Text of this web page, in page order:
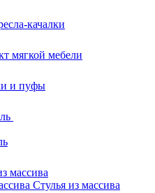
качалки
мягкой мебели
и пуфы
массива
Стулья из массива